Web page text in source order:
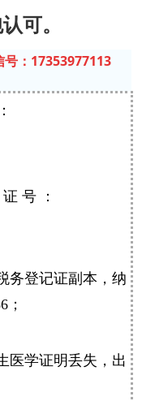
可。
：17353977113
号 ：
务登记证副本，纳
医学证明丢失，出